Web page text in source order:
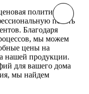
политика.
печать
Благодаря
мы можем
цены на
нашей продукции.
для вашего дома
мы найдем